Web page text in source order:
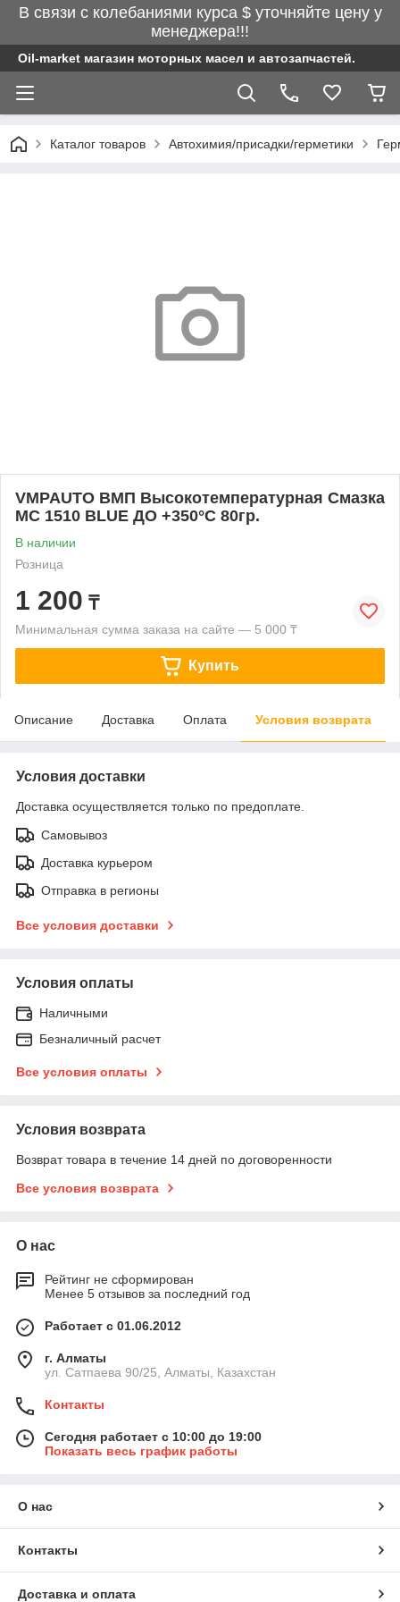
В связи с колебаниями курса $ уточняйте цену у
менеджера!!!
Oil-market магазин моторных масел и автозапчастей.
Каталог товаров Автохимия/присадки/герметики
VMPAUTO ВМП Высокотемпературная Смазка
MC 1510 BLUE ДО +350°С 80гр.
В наличии
Розница
1 200 ₸
Минимальная сумма заказа на сайте — 5 000 ₸
Купить
Описание Доставка Оплата Условия возврата
Условия доставки
Доставка осуществляется только по предоплате.
Самовывоз
Доставка курьером
Отправка в регионы
Все условия доставки
Условия оплаты
Наличными
Безналичный расчет
Все условия оплаты
Условия возврата
Возврат товара в течение 14 дней по договоренности
Все условия возврата
О нас
Рейтинг не сформирован
Менее 5 отзывов за последний год
Работает с 01.06.2012
г. Алматы
ул. Сатпаева 90/25, Алматы, Казахстан
Контакты
Сегодня работает с 10:00 до 19:00
Показать весь график работы
О нас
Контакты
Доставка и оплата